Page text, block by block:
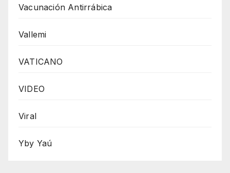
Vacunación Antirrábica
Vallemi
VATICANO
VIDEO
Viral
Yby Yaú